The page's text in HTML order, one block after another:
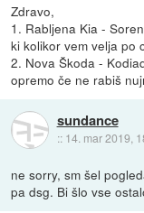
Zdravo,
1. Rabljena Kia -
ki kolikor vem velja po
2. Nova Škoda -
opremo če ne rabiš
sundance
:: 14. mar 2019,
ne sorry, sm šel
pa dsg. Bi šlo vse